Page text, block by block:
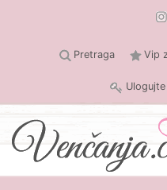
Pretraga Vip